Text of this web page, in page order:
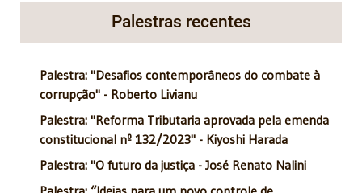
Palestras recentes
Palestra: "Desafios contemporâneos do combate à
corrupção" - Roberto Livianu
Palestra: "Reforma Tributaria aprovada pela emenda
constitucional nº 132/2023" - Kiyoshi Harada
Palestra: "O futuro da justiça - José Renato Nalini